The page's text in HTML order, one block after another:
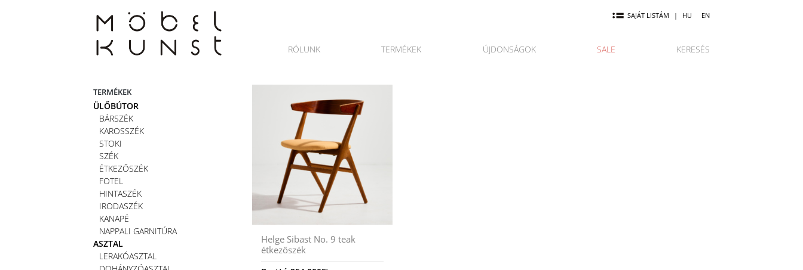
SAJÁT LISTÁM | HU EN
RÓLUNK TERMÉKEK ÚJDONSÁGOK SALE KERESÉS
TERMÉKEK
ÜLŐBÚTOR
BÁRSZÉK
KAROSSZÉK
STOKI
SZÉK
ÉTKEZŐSZÉK
FOTEL
HINTASZÉK
IRODASZÉK
KANAPÉ
NAPPALI GARNITÚRA
ASZTAL
LERAKÓASZTAL
Helge Sibast No. 9 teak
étkezőszék